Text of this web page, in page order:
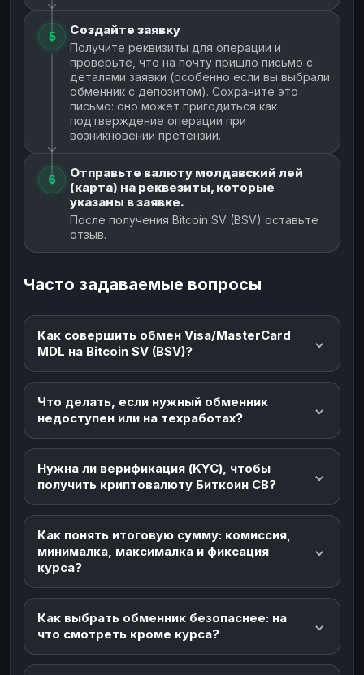
5 Создайте заявку
Получите реквизиты для операции и
проверьте, что на почту пришло письмо с
деталями заявки (особенно если вы выбрали
обменник с депозитом). Сохраните это
письмо: оно может пригодиться как
подтверждение операции при
возникновении претензии.
6
Отправьте валюту молдавский лей
(карта) на реквезиты, которые
указаны в заявке.
После получения Bitcoin SV (BSV) оставьте
отзыв.
Часто задаваемые вопросы
Как совершить обмен Visa/MasterCard
MDL на Bitcoin SV (BSV)?
Что делать, если нужный обменник
недоступен или на техработах?
Нужна ли верификация (KYC), чтобы
получить криптовалюту Биткоин СВ?
Как понять итоговую сумму: комиссия,
минималка, максималка и фиксация
курса?
Как выбрать обменник безопаснее: на
что смотреть кроме курса?